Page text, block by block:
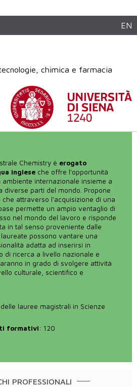
EN
chimica e farmacia
Chemistry è erogato
ingleseche offre l'opportunità
internazionale insieme a
diverse parti del mondo. Propone
attraverso l'acquisizione di una
permette un ampio ventaglio di
nel mondo del lavoro e risponde
in tal senso proveniente dalle
possono vantare una
adatta ad inserirsi in
di ricerca a livello nazionale e
in grado di svolgere attività
culturale, scientifico e
lauree magistrali in Scienze
formativi: 120
PROFESSIONALI